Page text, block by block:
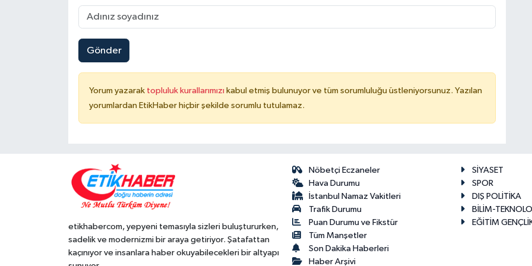
Gönder
Yorum yazarak topluluk kurallarımızı kabul etmiş bulunuyor ve tüm sorumluluğu üstleniyorsunuz. Yazılan
yorumlardan EtikHaber hiçbir şekilde sorumlu tutulamaz.
etikhabercom, yepyeni temasıyla sizleri buluştururken,
sadelik ve modernizmi bir araya getiriyor. Şatafattan
kaçınıyor ve insanlara haber okuyabilecekleri bir altyapı
Nöbetçi Eczaneler
Hava Durumu
İstanbul Namaz Vakitleri
Trafik Durumu
Puan Durumu ve Fikstür
Tüm Manşetler
Son Dakika Haberleri
Haber Arşivi
SİYASET
SPOR
DIŞ POLİTİKA
BİLİM-
EĞİTİM